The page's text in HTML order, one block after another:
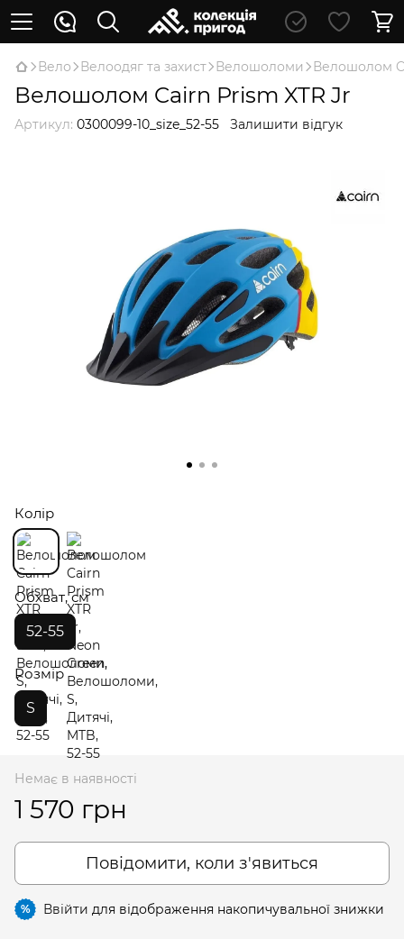
Вело Велоодяг та захист Велошоломи Велошолом
Велошолом Cairn Prism XTR Jr
Артикул: 0300099-10_size_52-55 Залишити відгук
Колір
Обхват, см
52-55
Розмір
S
Немає в наявності
1 570 грн
Повідомити, коли з'явиться
% Ввійти для відображення накопичувальної знижки